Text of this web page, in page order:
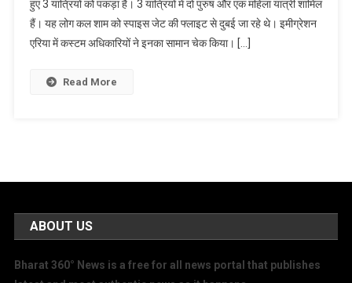
पर
विदेशी
करेंसी
हुए 3 यात्रियों को पकड़ा है। 3 यात्रियों में दो पुरुष और एक महिला यात्री शामिल
हैं। यह लोग कल शाम को स्पाइस जेट की फ्लाइट से दुबई जा रहे थे। इमीग्रेशन
एरिया में कस्टम अधिकारियों ने इनका सामान चेक किया। […]
Read More
ABOUT US
Bharat 360° News is a free for all news portal that publishes